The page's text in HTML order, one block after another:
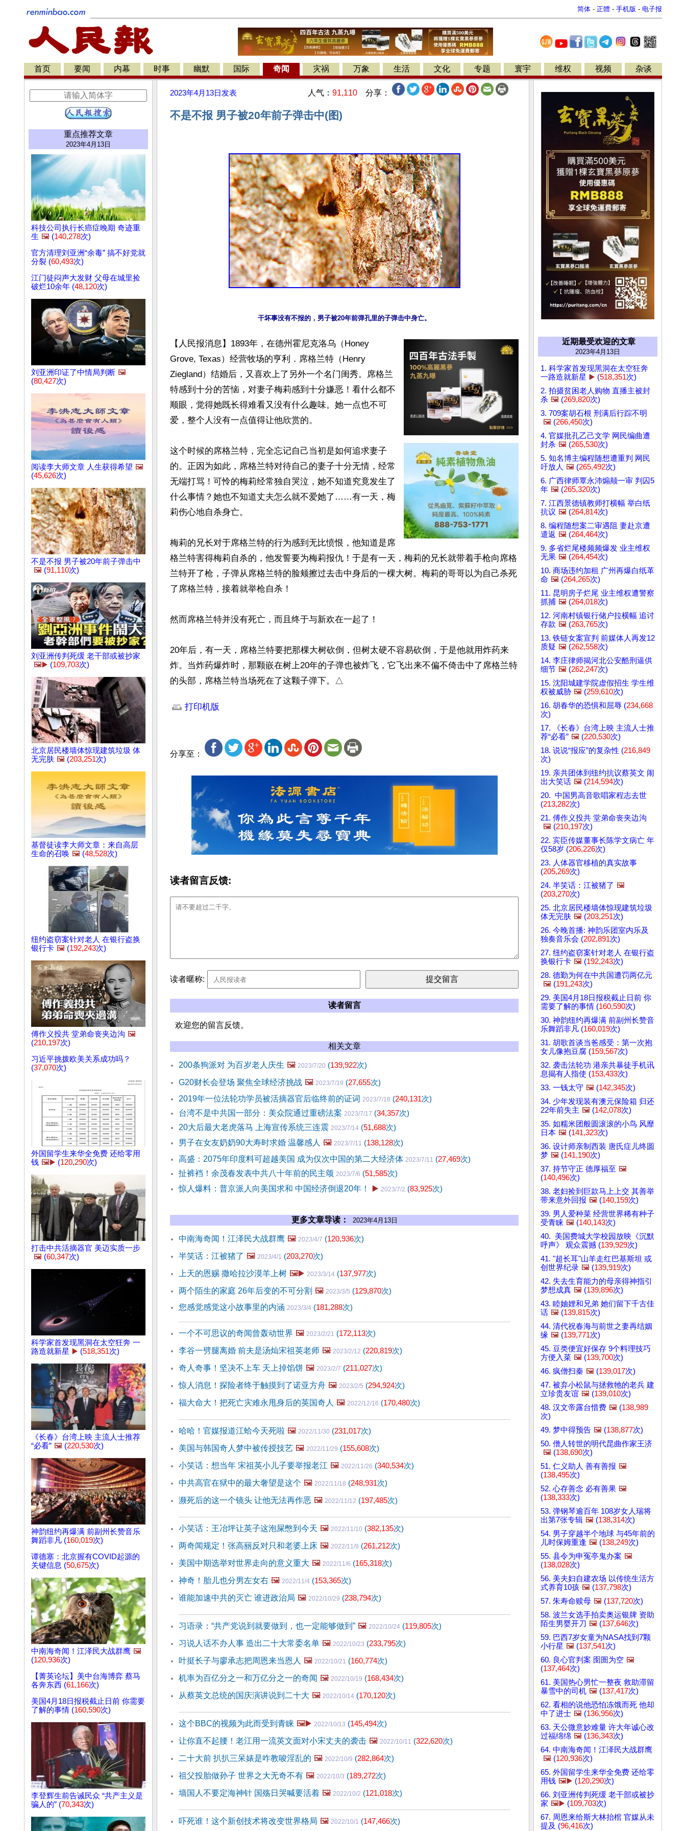
简体 - 正體 - 手机版 - 电子报
首页 要闻 内幕 时事 幽默 国际 奇闻 灾祸 万象 生活 文化 专题 寰宇 维权 视频 杂谈
重点推荐文章
2023年4月13日
科技公司执行长癌症晚期 奇迹重
生 🖼️ (140,278次)
官方清理刘亚洲“余毒” 搞不好党就
分裂 (60,493次)
江门徒闷声大发财 父母在城里捡
破烂10余年 (48,120次)
刘亚洲印证了中情局判断 🖼️
(80,427次)
阅读李大师文章 人生获得希望 🖼️
(45,626次)
不是不报 男子被20年前子弹击中
🖼️ (91,110次)
刘亚洲传判死缓 老干部或被抄家
🖼️▶️ (109,703次)
北京居民楼墙体惊现建筑垃圾 体
无完肤 🖼️ (203,251次)
基督徒读李大师文章：来自高层
生命的召唤 🖼️ (48,528次)
纽约盗窃案针对老人 在银行盗换
银行卡 🖼️ (192,243次)
傅作义投共 堂弟命丧夹边沟 🖼️
(210,197次)
习近平挑拨欧美关系成功吗？
(37,070次)
外国留学生来华全免费 还给零用
钱 🖼️▶️ (120,290次)
打击中共活摘器官 美迈实质一步
🖼️ (60,347次)
科学家首发现黑洞在太空狂奔 一
路造就新星 ▶️ (518,351次)
《长春》台湾上映 主流人士推荐
“必看” 🖼️ (220,530次)
神韵纽约再爆满 前副州长赞音乐
舞蹈非凡 (160,019次)
谭德塞：北京握有COVID起源的
关键信息 (50,675次)
中南海奇闻！江泽民大战群鹰 🖼️
(120,936次)
【菁英论坛】美中台海博弈 蔡马
各奔东西 (61,166次)
美国4月18日报税截止日前 你需要
了解的事情 (160,590次)
李登辉生前告诫民众 “共产主义是
骗人的” (70,343次)
2023年4月13日 发表 人气： 91,110 分享：
不是不报 男子被20年前子弹击中(图)
【人民报消息】1893年，在德州霍尼克洛乌（Honey
Grove, Texas）经营牧场的亨利．席格兰特（Henry
Ziegland）结婚后，又喜欢上了另外一个名门闺秀。席格兰
特感到十分的苦恼，对妻子梅莉感到十分嫌恶！看什么都不
顺眼，觉得她既长得难看又没有什么趣味。她一点也不可
爱，整个人没有一点值得让他欣赏的。
这个时候的席格兰特，完全忘记自己当初是如何追求妻子
的。正因为如此，席格兰特对待自己的妻子十分无情，经常
无端打骂！可怜的梅莉经常独自哭泣，她不知道究竟发生了
什么事情？她也不知道丈夫怎么就不爱她了……有一天，梅
莉伤心地自杀身亡。
梅莉的兄长对于席格兰特的行为感到无比愤恨，他知道是席
格兰特害得梅莉自杀的，他发誓要为梅莉报仇！于是有一天，梅莉的兄长就带着手枪向席格
兰特开了枪，子弹从席格兰特的脸颊擦过去击中身后的一棵大树。梅莉的哥哥以为自己杀死
了席格兰特，接着就举枪自杀！
然而席格兰特并没有死亡，而且终于与新欢在一起了！
20年后，有一天，席格兰特要把那棵大树砍倒，但树太硬不容易砍倒，于是他就用炸药来
炸。当炸药爆炸时，那颗嵌在树上20年的子弹也被炸飞，它飞出来不偏不倚击中了席格兰特
的头部，席格兰特当场死在了这颗子弹下。△
打印机版
分享至：
读者留言反馈:
读者暱称:
读者留言
欢迎您的留言反馈。
相关文章
200条狗派对 为百岁老人庆生 🖼️ 2023/7/20 (139,922次)
G20财长会登场 聚焦全球经济挑战 🖼️ 2023/7/19 (27,655次)
2019年一位法轮功学员被活摘器官后临终前的证词 2023/7/18 (240,131次)
台湾不是中共国一部分：美众院通过重磅法案 2023/7/17 (34,357次)
20大后最大老虎落马 上海宣传系统三连震 2023/7/14 (51,688次)
男子在女友奶奶90大寿时求婚 温馨感人 🖼️ 2023/7/11 (138,128次)
高盛：2075年印度料可超越美国 成为仅次中国的第二大经济体 2023/7/11 (27,469次)
扯裤裆！余茂春发表中共八十年前的民主颂 2023/7/6 (51,585次)
惊人爆料：普京派人向美国求和 中国经济倒退20年！
▶️ 2023/7/2 (83,925次)
更多文章导读： 2023年4月13日
中南海奇闻！江泽民大战群鹰 🖼️ 2023/4/7 (120,936次)
半笑话：江被猪了 🖼️ 2023/4/1 (203,270次)
上天的恩赐 撒哈拉沙漠羊上树 🖼️▶️ 2023/3/14 (137,977次)
两个陌生的家庭 26年后变的不可分割 🖼️ 2023/3/5 (129,870次)
您感觉感觉这小故事里的内涵 2023/3/4 (181,288次)
一个不可思议的奇闻曾轰动世界 🖼️ 2023/2/21 (172,113次)
李谷一劈腿离婚 前夫是汤灿宋祖英老师 🖼️ 2023/2/12 (220,819次)
奇人奇事！坚决不上车 天上掉馅饼 🖼️ 2023/2/7 (211,027次)
惊人消息！探险者终于触摸到了诺亚方舟 🖼️ 2023/2/5 (294,924次)
福大命大！把死亡灾难永甩身后的英国奇人 🖼️ 2022/12/16 (170,480次)
哈哈！官媒报道江蛤今天死啦 🖼️ 2022/11/30 (231,017次)
美国与韩国奇人梦中被传授技艺 🖼️ 2022/11/29 (155,608次)
小笑话：想当年 宋祖英小儿子要举报老江 🖼️ 2022/11/26 (340,534次)
中共高官在狱中的最大奢望是这个 🖼️ 2022/11/18 (248,931次)
濒死后的这一个镜头 让他无法再作恶 🖼️ 2022/11/12 (197,485次)
小笑话：王冶坪让英子这泡屎憋到今天 🖼️ 2022/11/10 (382,135次)
两奇闻规定！张高丽反对只和老婆上床 🖼️ 2022/11/9 (261,212次)
美国中期选举对世界走向的意义重大 🖼️ 2022/11/6 (165,318次)
神奇！胎儿也分男左女右 🖼️ 2022/11/4 (153,365次)
谁能加速中共的灭亡 谁进政治局 🖼️ 2022/10/29 (238,794次)
习语录：“共产党说到就要做到，也一定能够做到” 🖼️ 2022/10/24 (119,805次)
习说人话不办人事 造出二十大常委名单 🖼️ 2022/10/23 (233,795次)
叶挺长子与廖承志把周恩来当恩人 🖼️ 2022/10/21 (160,774次)
机率为百亿分之一和万亿分之一的奇闻 🖼️ 2022/10/19 (168,434次)
从蔡英文总统的国庆演讲说到二十大 🖼️ 2022/10/14 (170,120次)
这个BBC的视频为此而受到青睐 🖼️▶️ 2022/10/13 (145,494次)
让你直不起腰！老江用一流英文面对小宋丈夫的袭击 🖼️ 2022/10/11 (322,620次)
二十大前 扒扒三呆婊是咋教唆淫乱的 🖼️ 2022/10/9 (282,864次)
祖父投胎做孙子 世界之大无奇不有 🖼️ 2022/10/3 (189,272次)
墙国人不要定海神针 国殇日哭喊要活着 🖼️ 2022/10/2 (121,018次)
吓死谁！这个新创技术将改变世界格局 🖼️ 2022/10/1 (147,466次)
近期最受欢迎的文章
2023年4月13日
1. 科学家首发现黑洞在太空狂奔
一路造就新星 ▶️ (518,351次)
2. 拍摄贫困老人购物 直播主被封
杀 🖼️ (269,820次)
3. 709案胡石根 刑满后行踪不明
🖼️ (266,450次)
4. 官媒批孔乙己文学 网民编曲遭
封杀 🖼️ (265,530次)
5. 知名博主编程随想遭重判 网民
吁放人 🖼️ (265,492次)
6. 广西律师覃永沛煽颠一审 判囚5
年 🖼️ (265,320次)
7. 江西景德镇教师打横幅 举白纸
抗议 🖼️ (264,814次)
8. 编程随想案二审遇阻 妻赴京遭
遣返 🖼️ (264,464次)
9. 多省烂尾楼频频爆发 业主维权
无果 🖼️ (264,454次)
10. 商场违约加租 广州再爆白纸革
命 🖼️ (264,265次)
11. 昆明房子烂尾 业主维权遭警察
抓捕 🖼️ (264,018次)
12. 河南村镇银行储户拉横幅 追讨
存款 🖼️ (263,765次)
13. 铁链女案宣判 前媒体人再发12
质疑 🖼️ (262,558次)
14. 李庄律师揭河北公安酷刑逼供
细节 🖼️ (262,247次)
15. 沈阳城建学院虚假招生 学生维
权被威胁 🖼️ (259,610次)
16. 胡春华的恐惧和屈辱 (234,668
次)
17. 《长春》台湾上映 主流人士推
荐“必看” 🖼️ (220,530次)
18. 说说“报应”的复杂性 (216,849
次)
19. 亲共团体到纽约抗议蔡英文 闹
出大笑话 🖼️ (214,594次)
20. 中国男高音歌唱家程志去世
(213,282次)
21. 傅作义投共 堂弟命丧夹边沟
🖼️ (210,197次)
22. 宾臣传媒董事长陈学文病亡 年
仅58岁 (206,226次)
23. 人体器官移植的真实故事
(205,269次)
24. 半笑话：江被猪了 🖼️
(203,270次)
25. 北京居民楼墙体惊现建筑垃圾
体无完肤 🖼️ (203,251次)
26. 今晚首播: 神韵乐团室内乐及
独奏音乐会 (202,891次)
27. 纽约盗窃案针对老人 在银行盗
换银行卡 🖼️ (192,243次)
28. 德勤为何在中共国遭罚两亿元
🖼️ (191,243次)
29. 美国4月18日报税截止日前 你
需要了解的事情 (160,590次)
30. 神韵纽约再爆满 前副州长赞音
乐舞蹈非凡 (160,019次)
31. 胡歌首谈当爸感受：第一次抱
女儿像抱豆腐 (159,567次)
32. 袭击法轮功 港亲共暴徒手机讯
息揭有人指使 (153,433次)
33. 一钱太守 🖼️ (142,345次)
34. 少年发现装有澳元保险箱 归还
22年前失主 🖼️ (142,078次)
35. 如糯米团般圆滚滚的小鸟 风靡
日本 🖼️ (141,323次)
36. 设计师亲制西装 唐氏症儿终圆
梦 🖼️ (141,190次)
37. 持节守正 德厚福至 🖼️
(140,496次)
38. 老妇捡到巨款马上上交 其善举
带来意外回报 🖼️ (140,159次)
39. 男人爱种菜 经营世界稀有种子
受青睐 🖼️ (140,143次)
40. 美国费城大学校园放映《沉默
呼声》 观众震撼 (139,929次)
41. "超长耳"山羊走红巴基斯坦 或
创世界纪录 🖼️ (139,919次)
42. 失去生育能力的母亲得神指引
梦想成真 🖼️ (139,896次)
43. 睦妯娌和兄弟 她们留下千古佳
话 🖼️ (139,815次)
44. 清代祝春海与前世之妻再结姻
缘 🖼️ (139,771次)
45. 豆类便宜好保存 9个料理技巧
方便入菜 🖼️ (139,700次)
46. 疯僧扫秦 🖼️ (139,017次)
47. 被弃小松鼠与拯救牠的老兵 建
立珍贵友谊 🖼️ (139,010次)
48. 汉文帝露台惜费 🖼️ (138,989
次)
49. 梦中得预告 🖼️ (138,877次)
50. 僧人转世的明代昆曲作家王济
🖼️ (138,690次)
51. 仁义助人 善有善报 🖼️
(138,495次)
52. 心存善念 必有善果 🖼️
(138,333次)
53. 弹钢琴逾百年 108岁女人瑞将
出第7张专辑 🖼️ (138,314次)
54. 男子穿越半个地球 与45年前的
儿时保姆重逢 🖼️ (138,249次)
55. 县令为申冤亭鬼办案 🖼️
(138,028次)
56. 美夫妇自建农场 以传统生活方
式养育10孩 🖼️ (137,798次)
57. 朱寿命赎母 🖼️ (137,720次)
58. 波兰女选手拍卖奥运银牌 资助
陌生男婴开刀 🖼️ (137,646次)
59. 巴西7岁女童为NASA找到7颗
小行星 🖼️ (137,541次)
60. 良心官判案 囹圄为空 🖼️
(137,464次)
61. 美国热心男忙一整夜 救助滞留
暴雪中的司机 🖼️ (137,417次)
62. 看相的说他恐怕冻饿而死 他却
中了进士 🖼️ (136,956次)
63. 天公微意妙难量 许大年诚心改
过福绵绵 🖼️ (136,343次)
64. 中南海奇闻！江泽民大战群鹰
🖼️ (120,936次)
65. 外国留学生来华全免费 还给零
用钱 🖼️▶️ (120,290次)
66. 刘亚洲传判死缓 老干部或被抄
家 🖼️▶️ (109,703次)
67. 周恩来给斯大林抬棺 官媒从未
提及 (96,416次)